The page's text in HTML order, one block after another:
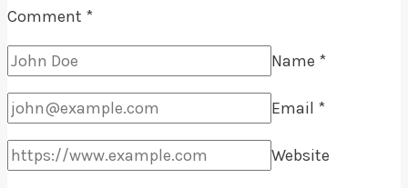
Comment *
Name *
Email *
Website